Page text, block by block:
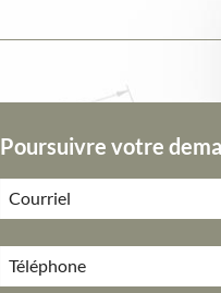
Poursuivre votre
Courriel
Téléphone